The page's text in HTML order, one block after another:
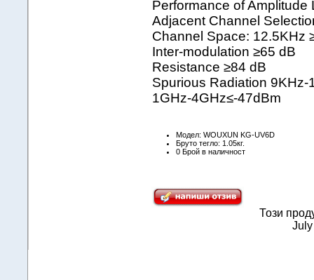
Performance of Amplitude
Adjacent Channel
Channel Space: 12.5KHz
Inter-modulation ≥65 dB
Resistance ≥84 dB
Spurious Radiation 9KHz-
1GHz-4GHz≤-47dBm
Модел: WOUXUN KG-UV6D
Бруто тегло: 1.05кг.
0 Брой в наличност
Този